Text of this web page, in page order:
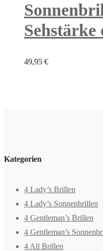
49,95 €
Kategorien
4 Lady’s Brillen
4 Lady’s Sonnenbrillen
4 Gentleman’s Brillen
4 Gentleman’s
4 All Brillen